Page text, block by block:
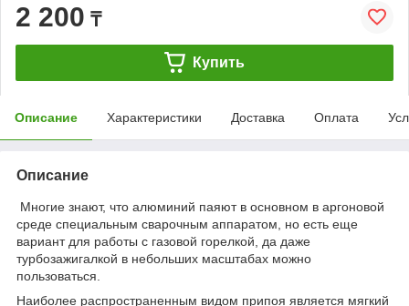
2 200 ₸
Купить
Описание Характеристики Доставка Оплата
Описание
Многие знают, что алюминий паяют в основном в аргоновой
среде специальным сварочным аппаратом, но есть еще
вариант для работы с газовой горелкой, да даже
турбозажигалкой в небольших масштабах можно
пользоваться.
Наиболее распространенным видом припоя является мягкий